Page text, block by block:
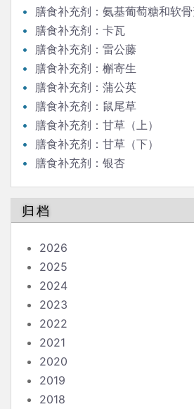
膳食补充剂：氨基葡萄糖和软骨
膳食补充剂：卡瓦
膳食补充剂：雷公藤
膳食补充剂：槲寄生
膳食补充剂：蒲公英
膳食补充剂：鼠尾草
膳食补充剂：甘草（上）
膳食补充剂：甘草（下）
膳食补充剂：银杏
归档
2026
2025
2024
2023
2022
2021
2020
2019
2018